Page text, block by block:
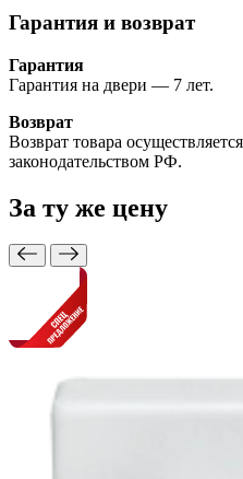
Гарантия и возврат
Гарантия
Гарантия на двери — 7 лет.
Возврат
Возврат товара
законодательством РФ.
За ту же цену